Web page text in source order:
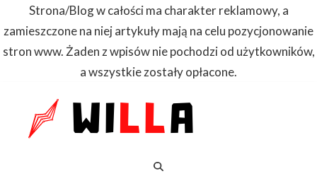
Strona/Blog w całości ma charakter reklamowy, a
zamieszczone na niej artykuły mają na celu pozycjonowanie
stron www. Żaden z wpisów nie pochodzi od użytkowników,
a wszystkie zostały opłacone.